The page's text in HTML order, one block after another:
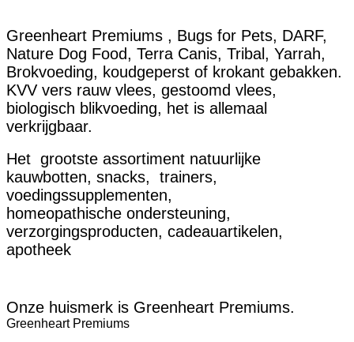
Greenheart Premiums , Bugs for Pets, DARF,
Nature Dog Food, Terra Canis, Tribal, Yarrah,
Brokvoeding, koudgeperst of krokant gebakken.
KVV vers rauw vlees, gestoomd vlees,
biologisch blikvoeding, het is allemaal
verkrijgbaar.
Het grootste assortiment natuurlijke
kauwbotten, snacks, trainers,
voedingssupplementen,
homeopathische ondersteuning,
verzorgingsproducten, cadeauartikelen,
apotheek
Onze huismerk is Greenheart Premiums.
Greenheart Premiums